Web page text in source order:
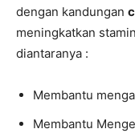
dengan kandungan
meningkatkan
diantaranya :
Membantu
Membantu